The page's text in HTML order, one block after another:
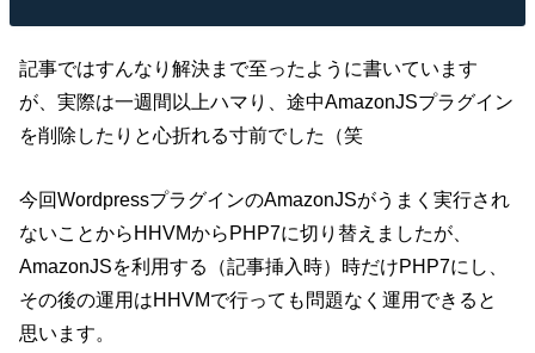
記事ではすんなり解決まで至ったように書いています
が、実際は一週間以上ハマり、途中AmazonJSプラグイン
を削除したりと心折れる寸前でした（笑
今回WordpressプラグインのAmazonJSがうまく実行され
ないことからHHVMからPHP7に切り替えましたが、
AmazonJSを利用する（記事挿入時）時だけPHP7にし、
その後の運用はHHVMで行っても問題なく運用できると
思います。